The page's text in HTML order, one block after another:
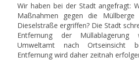
Wir haben bei der Stadt angefragt:
Maßnahmen gegen die Müllberge
Dieselstraße ergriffen? Die Stadt
Entfernung der
Umweltamt nach Ortseinsicht
Entfernung wird daher zeitnah